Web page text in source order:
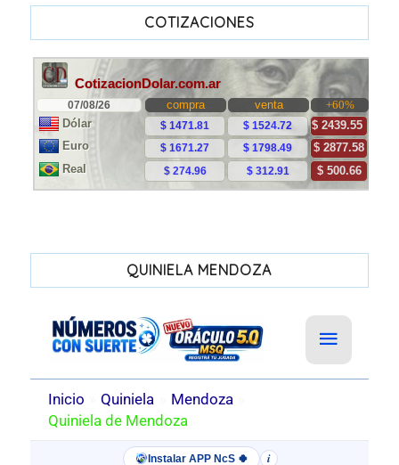
COTIZACIONES
QUINIELA MENDOZA